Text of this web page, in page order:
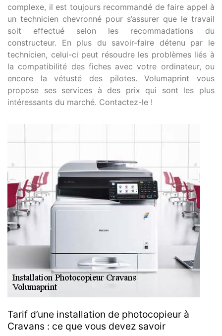
complexe, il est toujours recommandé de faire appel à
un technicien chevronné pour s’assurer que le travail
soit effectué selon les recommadations du
constructeur. En plus du savoir-faire détenu par le
technicien, celui-ci peut résoudre les problèmes liés à
la compatibilité des fiches avec votre ordinateur, ou
encore la vétusté des pilotes. Volumaprint vous
propose ses services à des prix qui sont les plus
intéressants du marché. Contactez-le !
Tarif d’une installation de photocopieur à
Cravans : ce que vous devez savoir